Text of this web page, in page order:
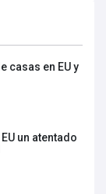
casas en EU y
un atentado